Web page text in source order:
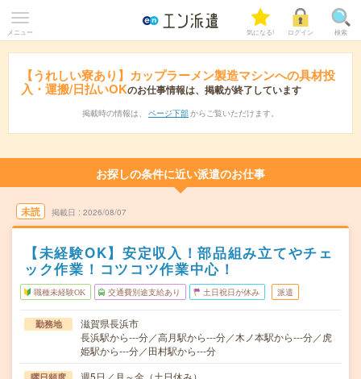
メニュー 気になる! ログイン 検索
【うれしい寮あり】カップラーメン製造マシンへの具材投
入・運搬/日払いOKのお仕事情報は、掲載が終了しています
掲載時の情報は、 ページ下部 からご覧いただけます。
お探しの条件に近い派遣のお仕事
未読 掲載日 2026/08/07
【未経験OK】安定収入！部品組み立てやチェ
ック作業！コツコツ作業中心！
職種未経験OK 交通費別途支給あり 土日祝日が休み 派遣
勤務地
滋賀県長浜市
長浜駅から---分／高月駅から---分／木ノ本駅から---分／虎
姫駅から---分／田村駅から---分
週5日／月～金（土日休み）